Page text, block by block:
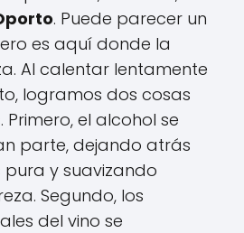
. Puede parecer un
es aquí donde la
Al calentar lentamente
logramos dos cosas
el alcohol se
parte, dejando atrás
pura y suavizando
Segundo, los
del vino se